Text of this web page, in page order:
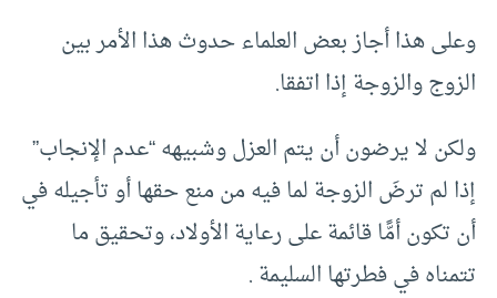
وعلى هذا أجاز بعض العلماء حدوث هذا الأمر بين
الزوج والزوجة إذا اتفقا.
ولكن لا يرضون أن يتم العزل وشبيهه “عدم الإنجاب”
إذا لم ترضَ الزوجة لما فيه من منع حقها أو تأجيله في
أن تكون أمًّا قائمة على رعاية الأولاد، وتحقيق ما
تتمناه في فطرتها السليمة .